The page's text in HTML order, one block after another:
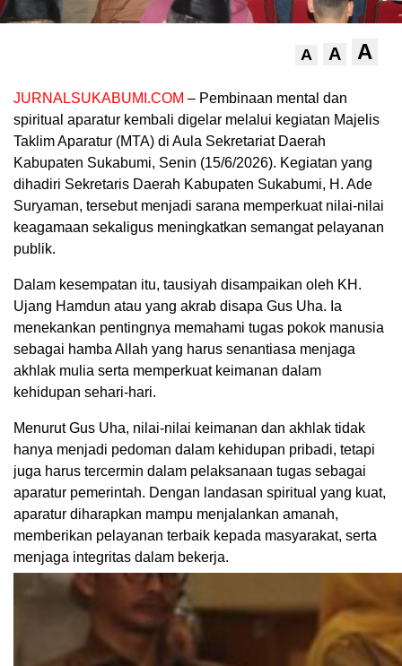
A A A
JURNALSUKABUMI.COM – Pembinaan mental dan
spiritual aparatur kembali digelar melalui kegiatan Majelis
Taklim Aparatur (MTA) di Aula Sekretariat Daerah
Kabupaten Sukabumi, Senin (15/6/2026). Kegiatan yang
dihadiri Sekretaris Daerah Kabupaten Sukabumi, H. Ade
Suryaman, tersebut menjadi sarana memperkuat nilai-nilai
keagamaan sekaligus meningkatkan semangat pelayanan
publik.
Dalam kesempatan itu, tausiyah disampaikan oleh KH.
Ujang Hamdun atau yang akrab disapa Gus Uha. Ia
menekankan pentingnya memahami tugas pokok manusia
sebagai hamba Allah yang harus senantiasa menjaga
akhlak mulia serta memperkuat keimanan dalam
kehidupan sehari-hari.
Menurut Gus Uha, nilai-nilai keimanan dan akhlak tidak
hanya menjadi pedoman dalam kehidupan pribadi, tetapi
juga harus tercermin dalam pelaksanaan tugas sebagai
aparatur pemerintah. Dengan landasan spiritual yang kuat,
aparatur diharapkan mampu menjalankan amanah,
memberikan pelayanan terbaik kepada masyarakat, serta
menjaga integritas dalam bekerja.